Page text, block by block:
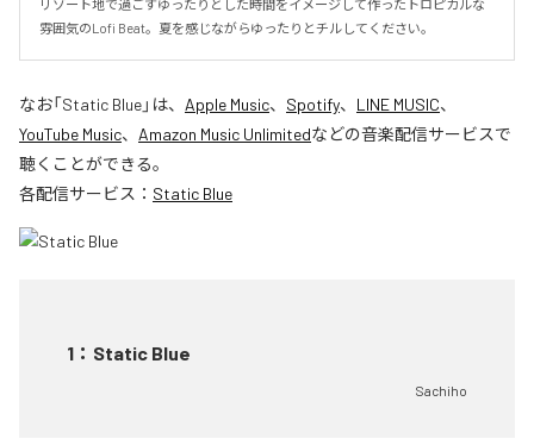
リゾート地で過ごすゆったりとした時間をイメージして作ったトロピカルな
雰囲気のLofi Beat。夏を感じながらゆったりとチルしてください。
なお「Static Blue」は、 Apple Music、 Spotify、 LINE MUSIC、
YouTube Music、 Amazon Music Unlimitedなどの音楽配信サービスで
聴くことができる。
各配信サービス： Static Blue
1 ： Static Blue
Sachiho